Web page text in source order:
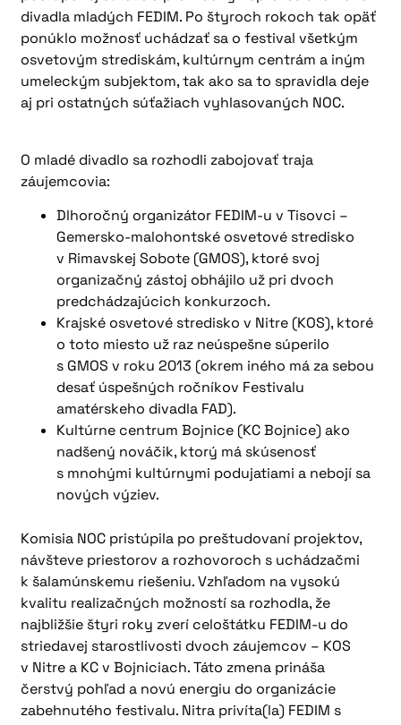
divadla mladých FEDIM. Po štyroch rokoch tak opäť
ponúklo možnosť uchádzať sa o festival všetkým
osvetovým strediskám, kultúrnym centrám a iným
umeleckým subjektom, tak ako sa to spravidla deje
aj pri ostatných súťažiach vyhlasovaných NOC.
O mladé divadlo sa rozhodli zabojovať traja
záujemcovia:
Dlhoročný organizátor FEDIM-u v Tisovci –
Gemersko-malohontské osvetové stredisko
v Rimavskej Sobote (GMOS), ktoré svoj
organizačný zástoj obhájilo už pri dvoch
predchádzajúcich konkurzoch.
Krajské osvetové stredisko v Nitre (KOS), ktoré
o toto miesto už raz neúspešne súperilo
s GMOS v roku 2013 (okrem iného má za sebou
desať úspešných ročníkov Festivalu
amatérskeho divadla FAD).
Kultúrne centrum Bojnice (KC Bojnice) ako
nadšený nováčik, ktorý má skúsenosť
s mnohými kultúrnymi podujatiami a nebojí sa
nových výziev.
Komisia NOC pristúpila po preštudovaní projektov,
návšteve priestorov a rozhovoroch s uchádzačmi
k šalamúnskemu riešeniu. Vzhľadom na vysokú
kvalitu realizačných možností sa rozhodla, že
najbližšie štyri roky zverí celoštátku FEDIM-u do
striedavej starostlivosti dvoch záujemcov – KOS
v Nitre a KC v Bojniciach. Táto zmena prináša
čerstvý pohľad a novú energiu do organizácie
zabehnutého festivalu. Nitra privíta(la) FEDIM s